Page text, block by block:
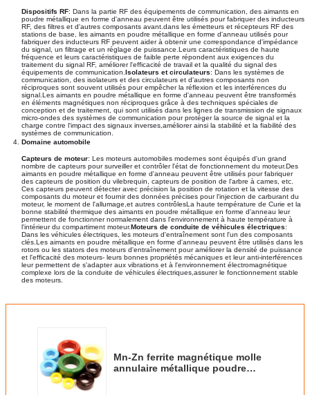
Dispositifs RF: Dans la partie RF des équipements de communication, des aimants en
poudre métallique en forme d'anneau peuvent être utilisés pour fabriquer des inducteurs
RF, des filtres et d'autres composants avant.dans les émetteurs et récepteurs RF des
stations de base, les aimants en poudre métallique en forme d'anneau utilisés pour
fabriquer des inducteurs RF peuvent aider à obtenir une correspondance d'impédance
du signal, un filtrage et un réglage de puissance.Leurs caractéristiques de haute
fréquence et leurs caractéristiques de faible perte répondent aux exigences du
traitement du signal RF, améliorer l'efficacité de travail et la qualité du signal des
équipements de communication.Isolateurs et circulateurs: Dans les systèmes de
communication, des isolateurs et des circulateurs et d'autres composants non
réciproques sont souvent utilisés pour empêcher la réflexion et les interférences du
signal.Les aimants en poudre métallique en forme d'anneau peuvent être transformés
en éléments magnétiques non réciproques grâce à des techniques spéciales de
conception et de traitement, qui sont utilisés dans les lignes de transmission de signaux
micro-ondes des systèmes de communication pour protéger la source de signal et la
charge contre l'impact des signaux inverses,améliorer ainsi la stabilité et la fiabilité des
systèmes de communication.
Domaine automobile
Capteurs de moteur: Les moteurs automobiles modernes sont équipés d'un grand
nombre de capteurs pour surveiller et contrôler l'état de fonctionnement du moteur.Des
aimants en poudre métallique en forme d'anneau peuvent être utilisés pour fabriquer
des capteurs de position du vilebrequin, capteurs de position de l'arbre à cames, etc.
Ces capteurs peuvent détecter avec précision la position de rotation et la vitesse des
composants du moteur et fournir des données précises pour l'injection de carburant du
moteur, le moment de l'allumage,et autres contrôlesLa haute température de Curie et la
bonne stabilité thermique des aimants en poudre métallique en forme d'anneau leur
permettent de fonctionner normalement dans l'environnement à haute température à
l'intérieur du compartiment moteur.Moteurs de conduite de véhicules électriques:
Dans les véhicules électriques, les moteurs d'entraînement sont l'un des composants
clés.Les aimants en poudre métallique en forme d'anneau peuvent être utilisés dans les
rotors ou les stators des moteurs d'entraînement pour améliorer la densité de puissance
et l'efficacité des moteurs- leurs bonnes propriétés mécaniques et leur anti-interférences
leur permettent de s'adapter aux vibrations et à l'environnement électromagnétique
complexe lors de la conduite de véhicules électriques,assurer le fonctionnement stable
des moteurs.
Mn-Zn ferrite magnétique molle
annulaire métallique poudre